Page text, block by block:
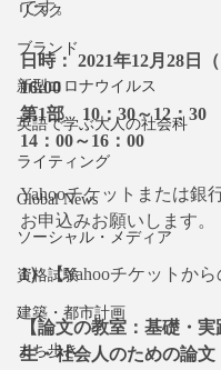
リスク
ブランド
新型コロナウイルス
英語で学ぶ大人の社会科
ライティング
Global News
ソーシャル・メディア
資格試験
建築・都市計画
まち歩き
です。
日時： 2021年12月28日
16:00
第1部　10：30～12：30
14：00～16：00
Yahooチケットまたは銀
お申込みお願いします。
1）【Yahooチケットから
【論文の教室：基礎・
生・社会人のための論文